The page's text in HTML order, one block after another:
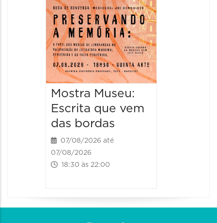
Mostra Museu:
Escrita que vem
das bordas
07/08/2026 até
07/08/2026
18:30 às 22:00